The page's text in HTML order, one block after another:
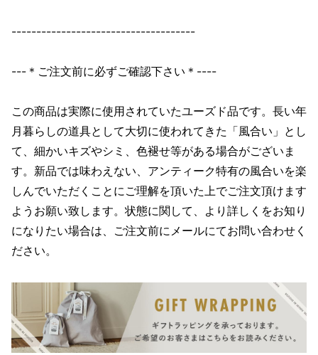
-------------------------------------
---＊ご注文前に必ずご確認下さい＊----
この商品は実際に使用されていたユーズド品です。長い年
月暮らしの道具として大切に使われてきた「風合い」とし
て、細かいキズやシミ、色褪せ等がある場合がございま
す。新品では味わえない、アンティーク特有の風合いを楽
しんでいただくことにご理解を頂いた上でご注文頂けます
ようお願い致します。状態に関して、より詳しくをお知り
になりたい場合は、ご注文前にメールにてお問い合わせく
ださい。